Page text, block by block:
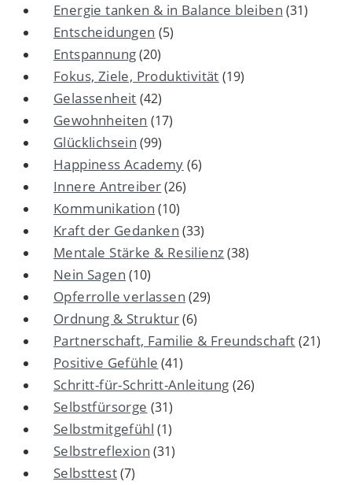
Energie tanken & in Balance bleiben (31)
Entscheidungen (5)
Entspannung(20)
Fokus, Ziele, Produktivität (19)
Gelassenheit (42)
Gewohnheiten (17)
Glücklichsein (99)
Happiness Academy (6)
Innere Antreiber(26)
Kommunikation (10)
Kraft der Gedanken (33)
Mentale Stärke & Resilienz(38)
Nein Sagen (10)
Opferrolle verlassen (29)
Ordnung & Struktur(6)
Partnerschaft, Familie & Freundschaft (21)
Positive Gefühle (41)
Schritt-für-Schritt-Anleitung (26)
Selbstfürsorge (31)
Selbstmitgefühl (1)
Selbstreflexion (31)
Selbsttest(7)